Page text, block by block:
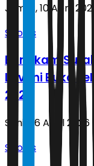
Jumat, 10 April
Sports
Bungkam
LavAni Buka
2026
Senin, 6 April 2026 |
Sports